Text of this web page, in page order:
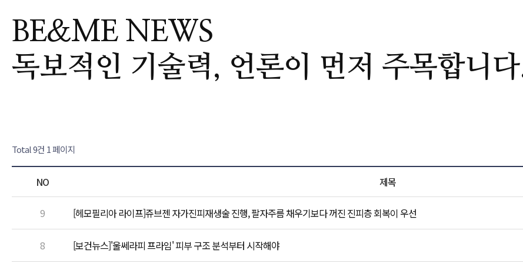
BE&ME NEWS
독보적인 기술력, 언론이 먼저 주목합니
Total 9건 1 페이지
NO 제목
9 [헤모필리아 라이프]쥬브젠 자가진피재생술 진행, 팔자주름 채우기보다 꺼진 진피층 회복이 우선
8 [보건뉴스]'울쎄라피 프라임' 피부 구조 분석부터 시작해야